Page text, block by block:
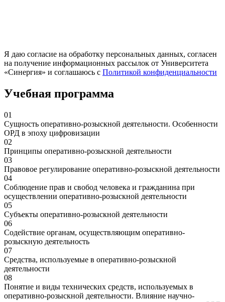
Я даю согласие на обработку персональных данных, согласен
на получение информационных рассылок от Университета
«Синергия» и соглашаюсь c Политикой конфиденциальности
Учебная программа
01
Сущность оперативно-розыскной деятельности. Особенности
ОРД в эпоху цифровизации
02
Принципы оперативно-розыскной деятельности
03
Правовое регулирование оперативно-розыскной деятельности
04
Соблюдение прав и свобод человека и гражданина при
осуществлении оперативно-розыскной деятельности
05
Субъекты оперативно-розыскной деятельности
06
Содействие органам, осуществляющим оперативно-
розыскную деятельность
07
Средства, используемые в оперативно-розыскной
деятельности
08
Понятие и виды технических средств, используемых в
оперативно-розыскной деятельности. Влияние научно-